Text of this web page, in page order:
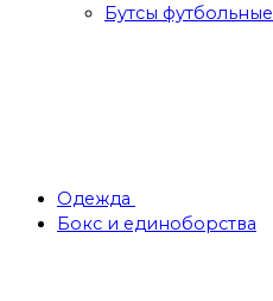
Бутсы футбольные
Одежда
Бокс и единоборства